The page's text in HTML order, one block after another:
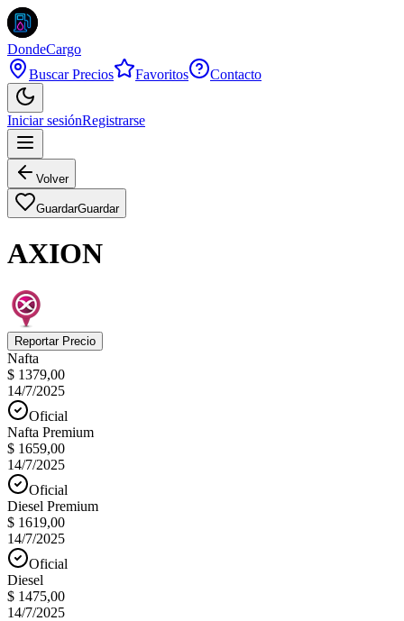
DondeCargo
Buscar Precios
Favoritos Contacto
Iniciar sesiónRegistrarse
Volver
GuardarGuardar
AXION
Reportar Precio
Nafta
$ 1379,00
14/7/2025
Oficial
Nafta Premium
$ 1659,00
14/7/2025
Oficial
Diesel Premium
$ 1619,00
14/7/2025
Oficial
Diesel
$ 1475,00
14/7/2025